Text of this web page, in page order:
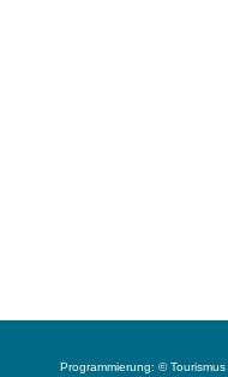
Programmierung: ©Tourismus